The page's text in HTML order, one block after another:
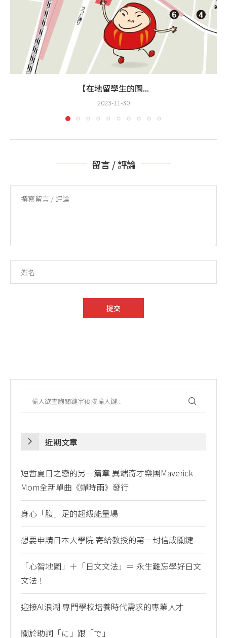
【在地留學生的圖...
2023-11-30
留言 / 評論
近期文章
短暫夏日之戀的另一篇章 異端奇才樂團Maverick
Mom全新單曲《蟬時雨》發行
身心「腹」足的超級能量場
想要申請日本大學院 寄給教授的第一封信成關鍵
「心智地圖」＋「日文文法」＝ 永生難忘學好日文
文法！
迎接AI浪潮 專門學校培養時代需求的專業人才
關於助詞「に」跟「で」